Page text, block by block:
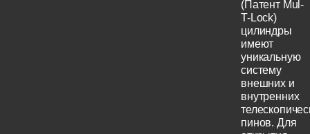
(Патент Mul-
T-Lock)
цилиндры
имеют
уникальную
систему
внешних и
внутренних
пинов. Для